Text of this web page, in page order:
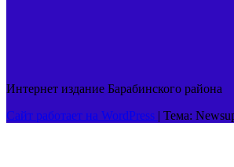
Интернет издание Барабинского района
Сайт работает на WordPress | Тема: